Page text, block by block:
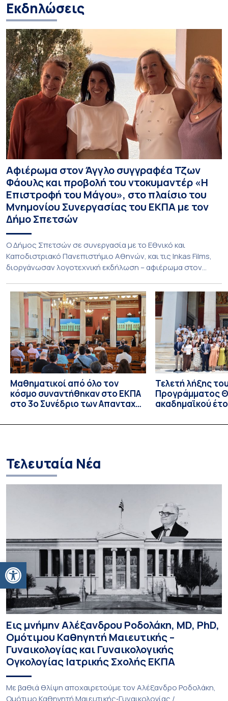
Ανοίξτε τη γραμμή εργαλείων
Εκδηλώσεις
Αφιέρωμα στον Άγγλο συγγραφέα Τζων
Φάουλς και προβολή του ντοκυμαντέρ «Η
Επιστροφή του Μάγου», στο πλαίσιο του
Μνημονίου Συνεργασίας του ΕΚΠΑ με τον
Δήμο Σπετσών
Ο Δήμος Σπετσών σε συνεργασία με το Εθνικό και
Καποδιστριακό Πανεπιστήμιο Αθηνών, και τις Inkas Films,
διοργάνωσαν λογοτεχνική εκδήλωση – αφιέρωμα στον
20ού αιώνα, με την προβολή του ντοκυμαντέρ «Η
επιστροφή του Μάγου». Η εκδήλωση διοργανώθηκε στο
πλαίσιο της συνεργασίας του Δήμου Σπετσών και του
Εθνικού και Καποδιστριακού […]
Μαθηματικοί από όλο τον
κόσμο συναντήθηκαν στο ΕΚΠΑ
στο 3ο Συνέδριο των Απανταχού
Τελετή λήξης
Προγράμματος
ακαδημαϊκού
Σπουδών στους
Τελευταία Νέα
Εις μνήμην Αλέξανδρου Ροδολάκη, MD, PhD,
Ομότιμου Καθηγητή Μαιευτικής –
Γυναικολογίας και Γυναικολογικής
Ογκολογίας Ιατρικής Σχολής ΕΚΠΑ
Με βαθιά θλίψη αποχαιρετούμε τον Αλέξανδρο Ροδολάκη,